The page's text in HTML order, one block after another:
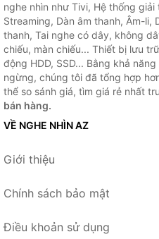
nghe nhìn như Tivi, Hệ thống giải
Streaming, Dàn âm thanh, Âm-li,
thanh, Tai nghe có dây, không
chiếu, màn chiếu... Thiết bị lưu
động HDD, SSD... Bằng khả
ngừng, chúng tôi đã tổng hợp
thể so sánh giá, tìm giá rẻ nhất
bán hàng.
VỀ NGHE NHÌN AZ
Giới thiệu
Chính sách bảo mật
Điều khoản sử dụng